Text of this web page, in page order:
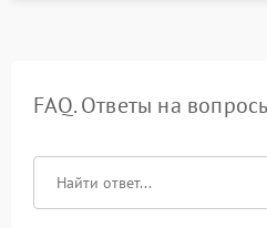
FAQ. Ответы на